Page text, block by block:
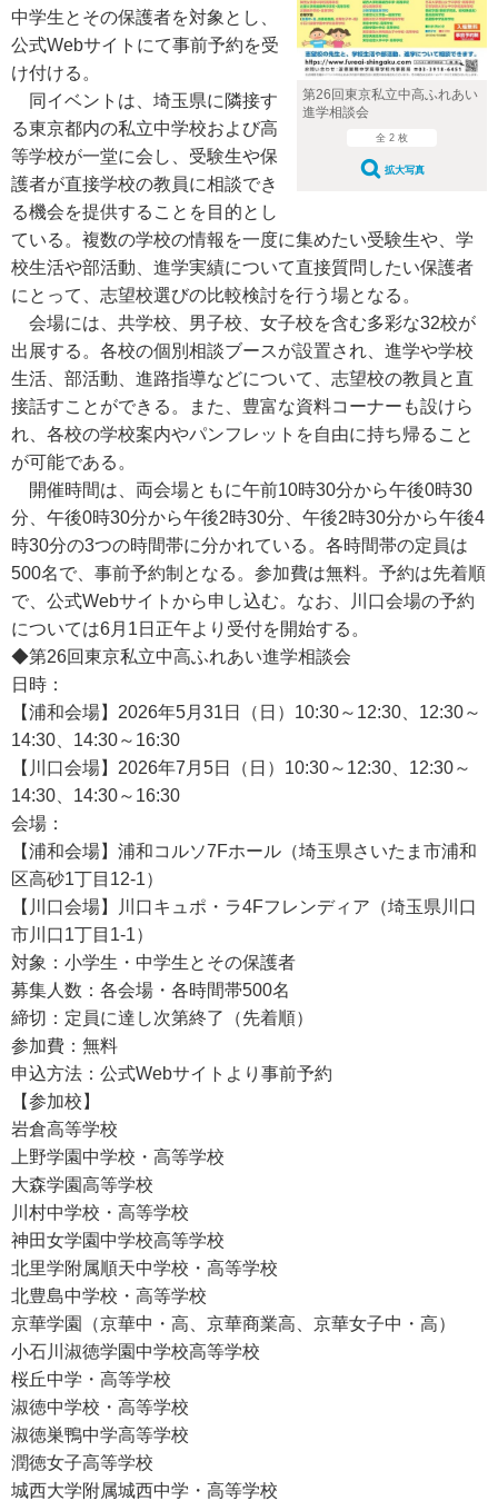
第26回東京私立中高ふれあい
進学相談会
全 2 枚
拡大写真
中学生とその保護者を対象とし、
公式Webサイトにて事前予約を受
け付ける。
同イベントは、埼玉県に隣接す
る東京都内の私立中学校および高
等学校が一堂に会し、受験生や保
護者が直接学校の教員に相談でき
る機会を提供することを目的とし
ている。複数の学校の情報を一度に集めたい受験生や、学
校生活や部活動、進学実績について直接質問したい保護者
にとって、志望校選びの比較検討を行う場となる。
会場には、共学校、男子校、女子校を含む多彩な32校が
出展する。各校の個別相談ブースが設置され、進学や学校
生活、部活動、進路指導などについて、志望校の教員と直
接話すことができる。また、豊富な資料コーナーも設けら
れ、各校の学校案内やパンフレットを自由に持ち帰ること
が可能である。
開催時間は、両会場ともに午前10時30分から午後0時30
分、午後0時30分から午後2時30分、午後2時30分から午後4
時30分の3つの時間帯に分かれている。各時間帯の定員は
500名で、事前予約制となる。参加費は無料。予約は先着順
で、公式Webサイトから申し込む。なお、川口会場の予約
については6月1日正午より受付を開始する。
◆第26回東京私立中高ふれあい進学相談会
日時：
【浦和会場】2026年5月31日（日）10:30～12:30、12:30～
14:30、14:30～16:30
【川口会場】2026年7月5日（日）10:30～12:30、12:30～
14:30、14:30～16:30
会場：
【浦和会場】浦和コルソ7Fホール（埼玉県さいたま市浦和
区高砂1丁目12-1）
【川口会場】川口キュポ・ラ4Fフレンディア（埼玉県川口
市川口1丁目1-1）
対象：小学生・中学生とその保護者
募集人数：各会場・各時間帯500名
締切：定員に達し次第終了（先着順）
参加費：無料
申込方法：公式Webサイトより事前予約
【参加校】
岩倉高等学校
上野学園中学校・高等学校
大森学園高等学校
川村中学校・高等学校
神田女学園中学校高等学校
北里学附属順天中学校・高等学校
北豊島中学校・高等学校
京華学園（京華中・高、京華商業高、京華女子中・高）
小石川淑徳学園中学校高等学校
桜丘中学・高等学校
淑徳中学校・高等学校
淑徳巣鴨中学高等学校
潤徳女子高等学校
城西大学附属城西中学・高等学校